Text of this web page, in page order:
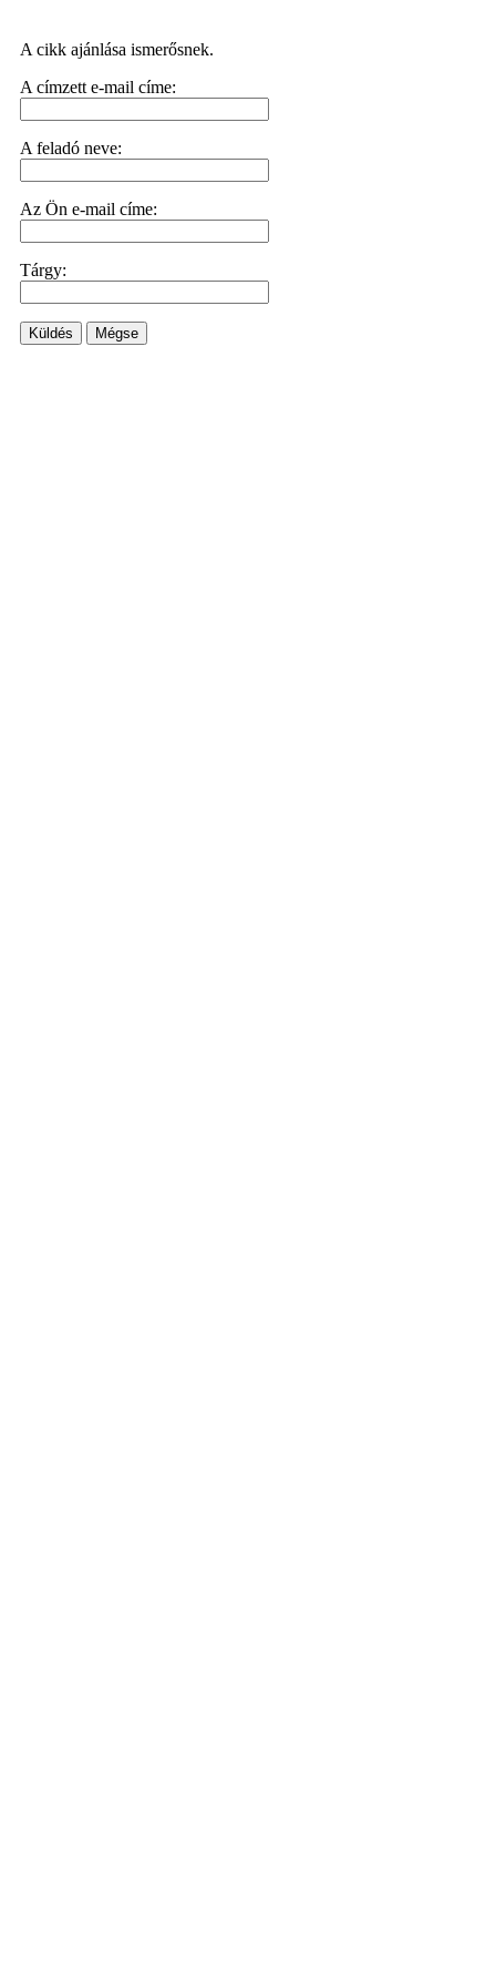
A cikk ajánlása ismerősnek.
A címzett e-mail címe:
A feladó neve:
Az Ön e-mail címe:
Tárgy:
Küldés Mégse